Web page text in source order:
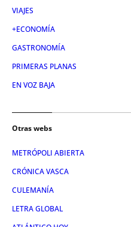
VIAJES
+ECONOMÍA
GASTRONOMÍA
PRIMERAS PLANAS
EN VOZ BAJA
Otras webs
METRÓPOLI ABIERTA
CRÓNICA VASCA
CULEMANÍA
LETRA GLOBAL